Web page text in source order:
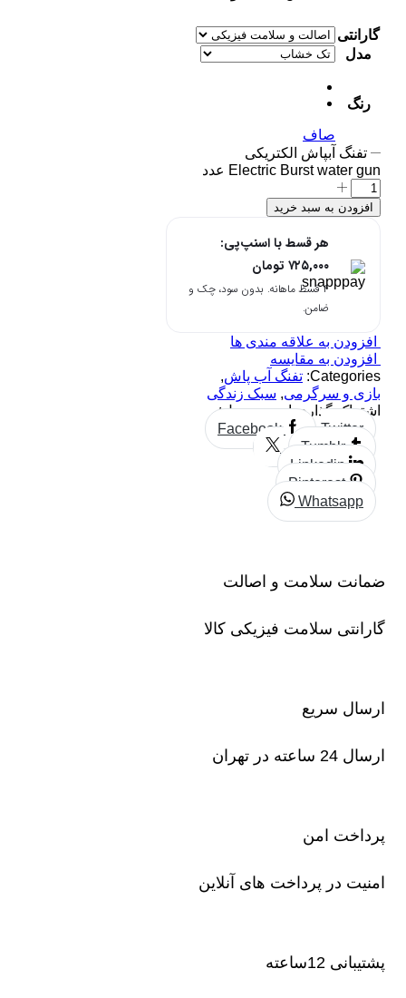
گارانتی
مدل
رنگ
صاف
تفنگ آبپاش الکتریکی
Electric Burst water gun عدد
افزودن به سبد خرید
هر قسط با اسنپ‌پی:
۷۲۵,۰۰۰ تومان
۴ قسط ماهانه. بدون سود، چک و
ضامن.
افزودن به علاقه مندی ها
افزودن به مقایسه
Categories: تفنگ آب پاش,
بازی و سرگرمی, سبک زندگی
اشتراک گذاری این محصول:
Facebook
Twitter
Tumblr
Linkedin
Pinterest
Whatsapp
ضمانت سلامت و اصالت
گارانتی سلامت فیزیکی کالا
ارسال سریع
ارسال 24 ساعته در تهران
پرداخت امن
امنیت در پرداخت های آنلاین
پشتیبانی 12ساعته